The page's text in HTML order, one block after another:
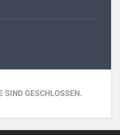
SIND GESCHLOSSEN.